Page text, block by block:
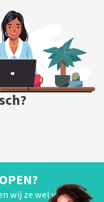
wij ze wel van je!